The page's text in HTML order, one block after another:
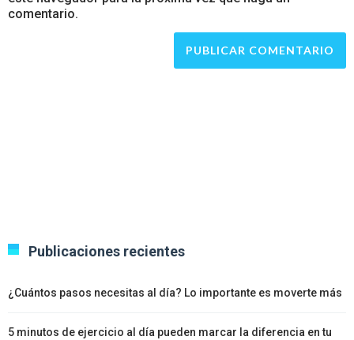
comentario.
Publicaciones recientes
¿Cuántos pasos necesitas al día? Lo importante es moverte más
5 minutos de ejercicio al día pueden marcar la diferencia en tu